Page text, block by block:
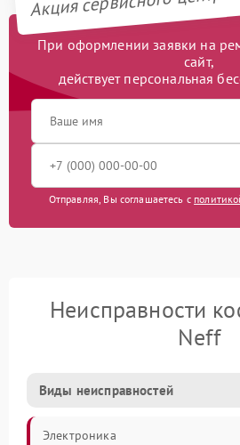
При оформлении заявки на
сайт,
действует персональная
Отправляя, Вы соглашаетесь с
Неисправности
Neff
Виды неисправностей
Электроника